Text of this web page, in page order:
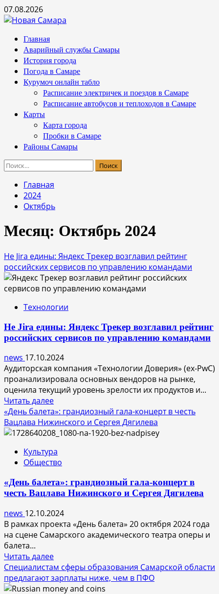
Перейти
к
07.08.2026
Основное
меню
Главная
Аварийный службы Самары
История города
Погода в Самаре
Курумоч онлайн табло
Расписание электричек и поездов в Самаре
Расписание автобусов и теплоходов в Самаре
Карты
Карта города
Пробки в Самаре
Районы Самары
Найти:
Главная
2024
Октябрь
Месяц: Октябрь 2024
Не Jira едины: Яндекс Трекер возглавил рейтинг
российских сервисов по управлению командами
Технологии
Не Jira едины: Яндекс Трекер возглавил рейтинг
российских сервисов по управлению командами
news 17.10.2024
Аудиторская компания «Технологии Доверия» (ex-PwC)
проанализировала основных вендоров на рынке,
оценила текущий уровень зрелости их продуктов и...
Читать далееПрочитать
больше
о
Не
едины:
Яндекс
возглавил
рейтинг
российских
сервисов
по
управлению
«День балета»: грандиозный гала-концерт в честь
Вацлава Нижинского и Сергея Дягилева
Культура
Общество
«День балета»: грандиозный гала-концерт в
честь Вацлава Нижинского и Сергея Дягилева
news 12.10.2024
В рамках проекта «День балета» 20 октября 2024 года
на сцене Самарского академического театра оперы и
балета...
Читать далееПрочитать
больше
о
«День
Специалистам сферы образования Самарской области
предлагают зарплаты ниже, чем в ПФО